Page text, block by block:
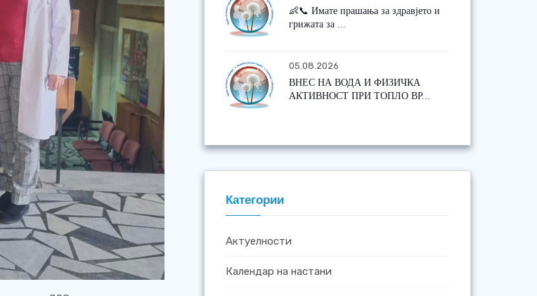
👶📞 Имате прашања за здравјето и
грижата за ...
05.08.2026
ВНЕС НА ВОДА И ФИЗИЧКА
АКТИВНОСТ ПРИ ТОПЛО ВР...
Категории
Актуелности
Календар на настани